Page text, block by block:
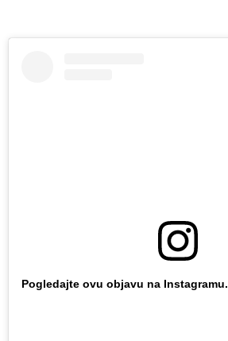
Pogledajte ovu objavu na Instagramu.